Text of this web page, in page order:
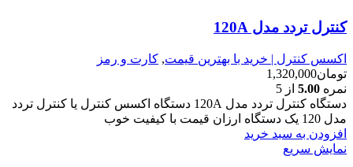
کنترل تردد مدل 120A
اکسس کنترل | خرید با بهترین قیمت, کارت و رمز
تومان1,320,000
نمره 5.00 از 5
دستگاه کنترل تردد مدل 120A دستگاه اکسس کنترل یا کنترل تردد
مدل 120 یک دستگاه ارزان قیمت با کیفیت خوب
افزودن به سبد خرید
نمایش سریع